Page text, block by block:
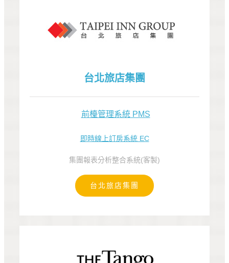
台北旅店集團
前檯管理系統 PMS
即時線上訂房系統 EC
集團報表分析整合系統(客製)
台北旅店集團